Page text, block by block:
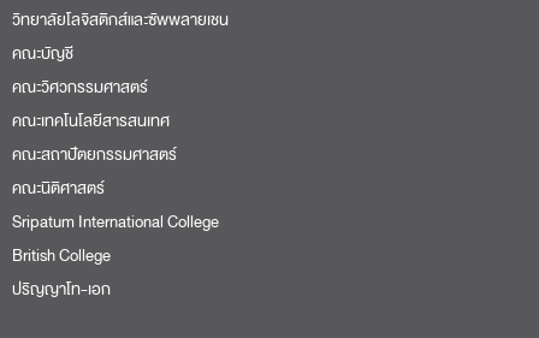
วิทยาลัยโลจิสติกส์และซัพพลายเชน
คณะบัญชี
คณะวิศวกรรมศาสตร์
คณะเทคโนโลยีสารสนเทศ
คณะสถาปัตยกรรมศาสตร์
คณะนิติศาสตร์
Sripatum International College
British College
ปริญญาโท-เอก